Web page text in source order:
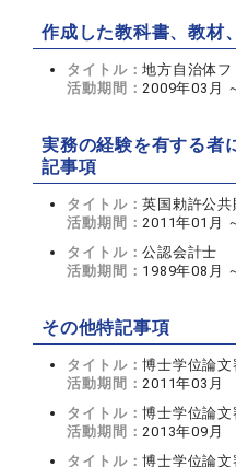
作成した教科書、教材
タイトル：地方自治体フ
活動期間：2009年03月
実務の経験を有する者
記事項
タイトル：英国勅許公共
活動期間：2011年01月
タイトル：公認会計士
活動期間： 1989年08月
その他特記事項
タイトル：博士学位論文
活動期間：2011年03月
タイトル：博士学位論文
活動期間：2013年09月
タイトル：博士学位論文